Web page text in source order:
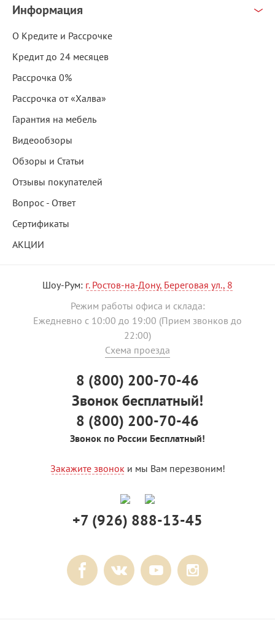
Информация
О Кредите и Рассрочке
Кредит до 24 месяцев
Рассрочка 0%
Рассрочка от «Халва»
Гарантия на мебель
Видеообзоры
Обзоры и Статьи
Отзывы покупателей
Вопрос - Ответ
Сертификаты
АКЦИИ
Шоу-Рум: г. Ростов-на-Дону, Береговая ул., 8
Режим работы офиса и склада:
Ежедневно с 10:00 до 19:00 (Прием звонков до
22:00)
Схема проезда
8 (800) 200-70-46
Звонок бесплатный!
8 (800) 200-70-46
Звонок по России Бесплатный!
Закажите звоноки мы Вам перезвоним!
+7 (926) 888-13-45